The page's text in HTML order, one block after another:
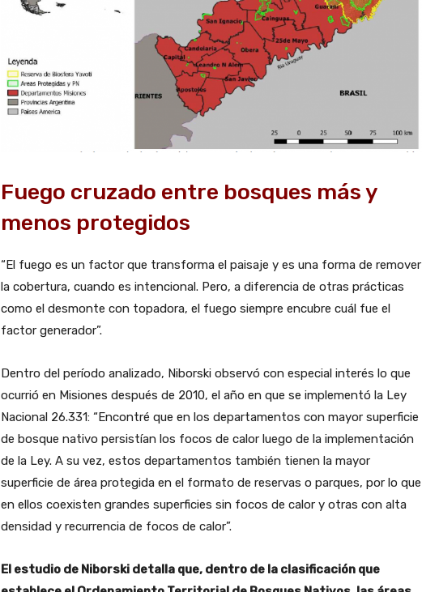
Fuego cruzado entre bosques más y
menos protegidos
“El fuego es un factor que transforma el paisaje y es una forma de remover
la cobertura, cuando es intencional. Pero, a diferencia de otras prácticas
como el desmonte con topadora, el fuego siempre encubre cuál fue el
factor generador”.
Dentro del período analizado, Niborski observó con especial interés lo que
ocurrió en Misiones después de 2010, el año en que se implementó la Ley
Nacional 26.331: “Encontré que en los departamentos con mayor superficie
de bosque nativo persistían los focos de calor luego de la implementación
de la Ley. A su vez, estos departamentos también tienen la mayor
superficie de área protegida en el formato de reservas o parques, por lo que
en ellos coexisten grandes superficies sin focos de calor y otras con alta
densidad y recurrencia de focos de calor”.
El estudio de Niborski detalla que, dentro de la clasificación que